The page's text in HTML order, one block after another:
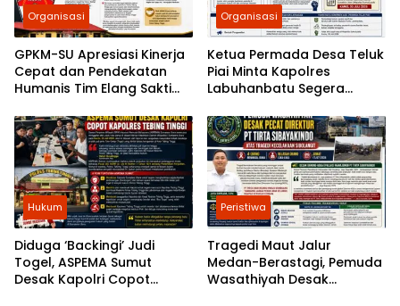
Organisasi
GPKM-SU Apresiasi Kinerja
Cepat dan Pendekatan
Humanis Tim Elang Sakti
Organisasi
Ketua Permada Desa Teluk
Piai Minta Kapolres
Labuhanbatu Segera
di Kualuh Hilir
Hukum
Diduga ‘Backingi’ Judi
Togel, ASPEMA Sumut
Desak Kapolri Copot
Peristiwa
Tragedi Maut Jalur
Medan-Berastagi, Pemuda
Wasathiyah Desak